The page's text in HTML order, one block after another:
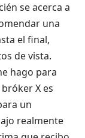
se acerca a
una
el final,
de vista.
hago para
X es
un
realmente